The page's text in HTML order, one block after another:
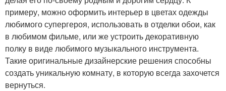
примеру, можно оформить интерьер в цветах одежды
любимого супергероя, использовать в отделки обои, как
в любимом фильме, или же устроить декоративную
полку в виде любимого музыкального инструмента.
Такие оригинальные дизайнерские решения способны
создать уникальную комнату, в которую всегда захочется
вернуться.